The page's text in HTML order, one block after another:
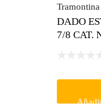
Tramontina
DADO
7/8 CAT.